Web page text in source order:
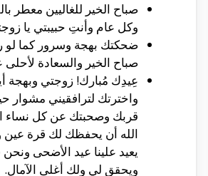
صباح الخير للغاليين معطر
وكل عام وأنتِ حبيبتي يا
ضحكتك بهجة وسرور كما لو
صباح الخير والسعادة
عِيدِك مُبارك! زوجتي وبهجة
واخترتك لترافقيني مشوار
قربك وصحبتك عن كل نساء
الله أن يحفظك لك قرة عين
يعيد علينا عيد الأضحى
ويحقق لي ولك أغلى الآمال.